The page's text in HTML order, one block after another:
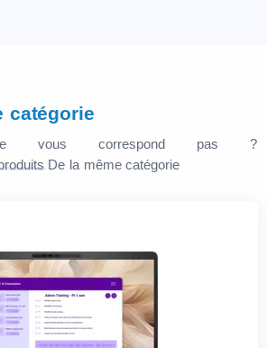
catégorie
vous correspond pas ?
De la même catégorie